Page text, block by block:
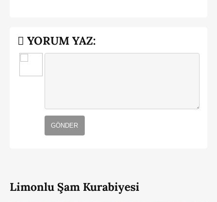
YORUM YAZ:
GÖNDER
Limonlu Şam Kurabiyesi